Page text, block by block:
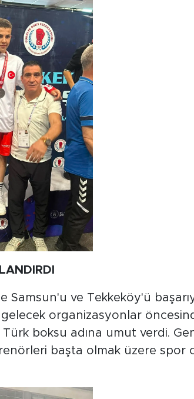
Samsun'u ve Tekkeköy'ü
gelecek organizasyonlar
Türk boksu adına umut verdi.
başta olmak üzere spor